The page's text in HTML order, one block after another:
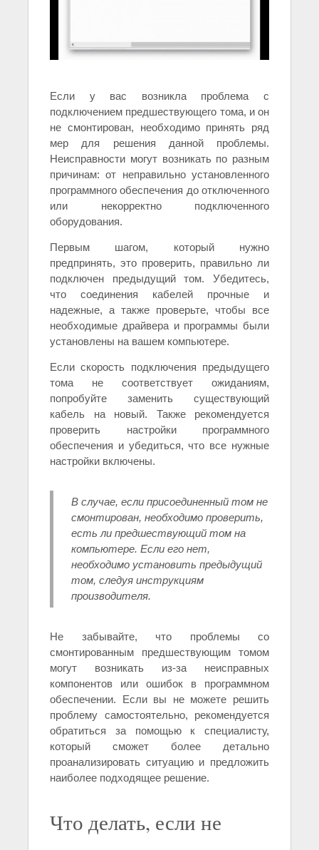
Если у вас возникла проблема с
подключением предшествующего тома, и он
не смонтирован, необходимо принять ряд
мер для решения данной проблемы.
Неисправности могут возникать по разным
причинам: от неправильно установленного
программного обеспечения до отключенного
или некорректно подключенного
оборудования.
Первым шагом, который нужно
предпринять, это проверить, правильно ли
подключен предыдущий том. Убедитесь,
что соединения кабелей прочные и
надежные, а также проверьте, чтобы все
необходимые драйвера и программы были
установлены на вашем компьютере.
Если скорость подключения предыдущего
тома не соответствует ожиданиям,
попробуйте заменить существующий
кабель на новый. Также рекомендуется
проверить настройки программного
обеспечения и убедиться, что все нужные
настройки включены.
В случае, если присоединенный том не
смонтирован, необходимо проверить,
есть ли предшествующий том на
компьютере. Если его нет,
необходимо установить предыдущий
том, следуя инструкциям
производителя.
Не забывайте, что проблемы со
смонтированным предшествующим томом
могут возникать из-за неисправных
компонентов или ошибок в программном
обеспечении. Если вы не можете решить
проблему самостоятельно, рекомендуется
обратиться за помощью к специалисту,
который сможет более детально
проанализировать ситуацию и предложить
наиболее подходящее решение.
Что делать, если не